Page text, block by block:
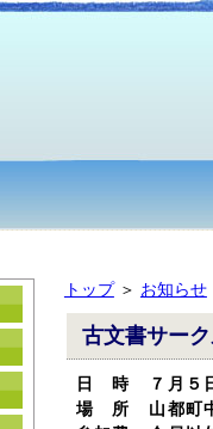
トップ＞ お知らせ
古文書サー
日 時 ７月５
場 所 山都町